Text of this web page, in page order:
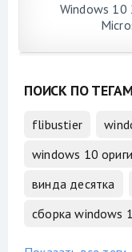
Windows 10
ПОИСК ПО ТЕГАМ
flibustier
windows 10
винда десятка
сборка windows